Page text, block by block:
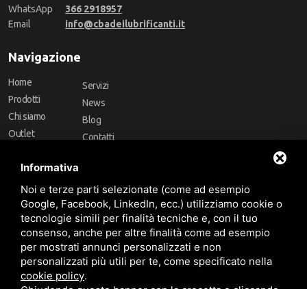
WhatsApp
366 2918957
Email
info@cbadeilubrificanti.it
Navigazione
Home
Prodotti
Chi siamo
Outlet
Marchi
Servizi
News
Blog
Contatti
Follow Us
Informativa
Noi e terze parti selezionate (come ad esempio
Google, Facebook, LinkedIn, ecc.) utilizziamo cookie o
tecnologie simili per finalità tecniche e, con il tuo
consenso, anche per altre finalità come ad esempio
per mostrati annunci personalizzati e non
personalizzati più utili per te, come specificato nella
cookie policy.